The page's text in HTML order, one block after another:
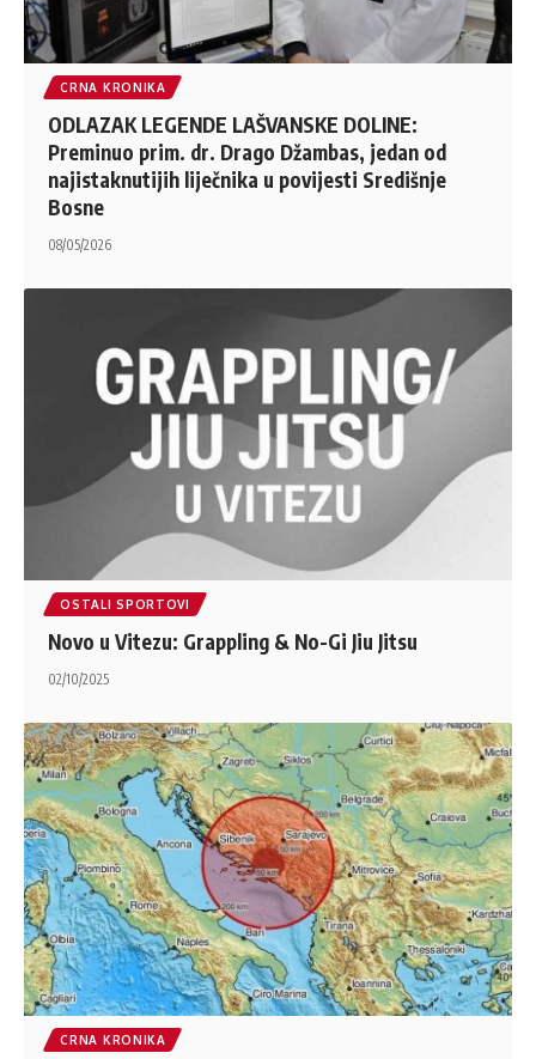
CRNA KRONIKA
ODLAZAK LEGENDE LAŠVANSKE DOLINE:
Preminuo prim. dr. Drago Džambas, jedan od
najistaknutijih liječnika u povijesti Središnje
Bosne
08/05/2026
OSTALI SPORTOVI
Novo u Vitezu: Grappling & No-Gi Jiu Jitsu
02/10/2025
CRNA KRONIKA